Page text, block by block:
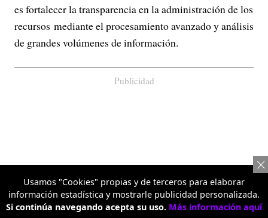
es fortalecer la transparencia en la administración de los
recursos mediante el procesamiento avanzado y análisis
de grandes volúmenes de información.
Publicidad
Usamos "Cookies" propias y de terceros para elaborar
información estadística y mostrarle publicidad personalizada.
Si continúa navegando acepta su uso. Más información aquí